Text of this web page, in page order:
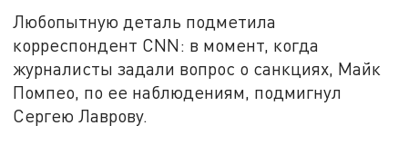
Любопытную деталь подметила
корреспондент CNN: в момент, когда
журналисты задали вопрос о санкциях, Майк
Помпео, по ее наблюдениям, подмигнул
Сергею Лаврову.